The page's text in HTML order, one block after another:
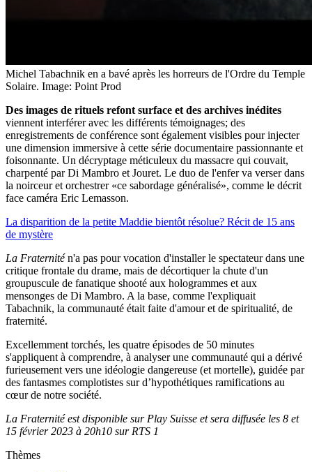
Michel Tabachnik en a bavé après les horreurs de l'Ordre du Temple
Solaire. Image: Point Prod
Des images de rituels refont surface et des archives inédites
viennent interférer avec les différents témoignages; des
enregistrements de conférence sont également visibles pour injecter
une dimension immersive à cette série documentaire passionnante et
foisonnante. Un décryptage méticuleux du massacre qui couvait,
charpenté par Di Mambro et Jouret. Le duo de l'enfer va verser dans
la noirceur et orchestrer «ce sabordage généralisé», comme le décrit
face caméra Eric Lemasson.
La disparition de la petite Maddie bientôt résolue? Récit de 15 ans
de mystère
La Fraternitén'a pas pour vocation d'installer le spectateur dans une
critique frontale du drame, mais de décortiquer la chute d'un
groupuscule de fanatique shooté aux hologrammes et aux
mensonges de Di Mambro. A la base, comme l'expliquait
Tabachnik, la communauté était faite d'amour et de spiritualité, de
fraternité.
Excellemment torchés, les quatre épisodes de 50 minutes
s'appliquent à comprendre, à analyser une communauté qui a dérivé
furieusement vers une idéologie dangereuse (et mortelle), guidée par
des fantasmes complotistes sur d’hypothétiques ramifications au
cœur de notre société.
La Fraternité est disponible sur Play Suisse et sera diffusée les 8 et
15 février 2023 à 20h10 sur RTS 1
Thèmes